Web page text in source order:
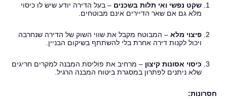
שקט נפשי ואי תלות בשכנים – בעל הדירה יודע שיש לו כיסוי
מלא גם אם שאר הדיירים אינם מבוטחים.
פיצוי מלא – המבוטח מקבל את שווי השוק של הדירה שנחרבה
ויכול לקנות דירה אחרת בלי להשתתף בשיקום הבניין.
כיסוי אסונות קיצון – מרחיב את פוליסת המבנה למקרים חריגים
שלא ניתנים לפתרון במסגרת ביטוח המבנה הרגיל.
חסרונות: